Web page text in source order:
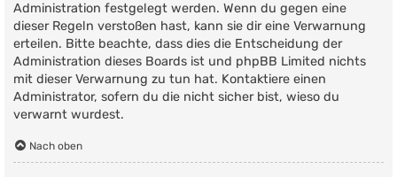
Administration festgelegt werden. Wenn du gegen eine
dieser Regeln verstoßen hast, kann sie dir eine Verwarnung
erteilen. Bitte beachte, dass dies die Entscheidung der
Administration dieses Boards ist und phpBB Limited nichts
mit dieser Verwarnung zu tun hat. Kontaktiere einen
Administrator, sofern du die nicht sicher bist, wieso du
verwarnt wurdest.
Nach oben